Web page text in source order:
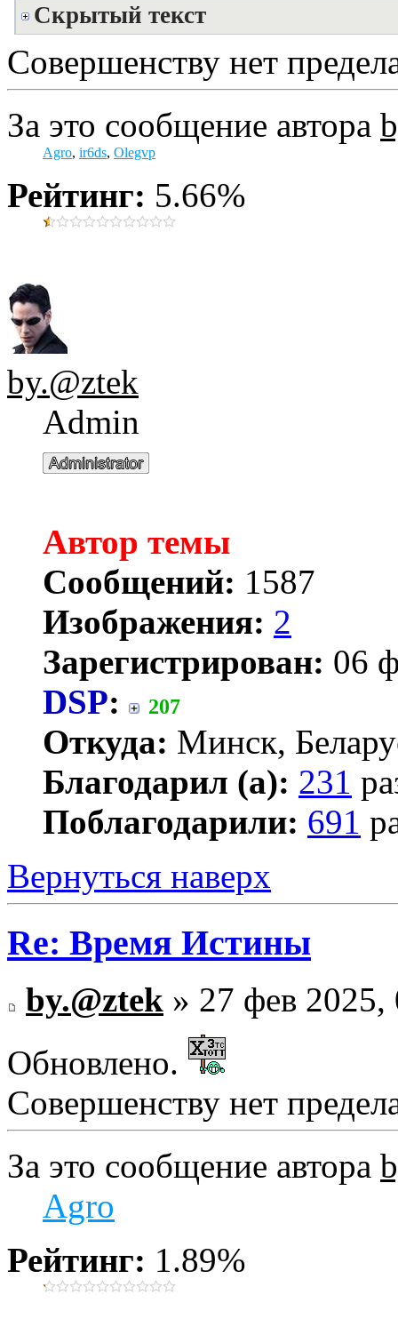
Скрытый текст
Совершенству нет
За это сообщение автора
Agro, ir6ds, Olegvp
Рейтинг: 5.66%
by.@ztek
Admin
Автор темы
Сообщений: 1587
Изображения: 2
Зарегистрирован: 06
DSP: 207
Откуда: Минск,
Благодарил (а): 231
Поблагодарили: 691
Вернуться наверх
Re: Время Истины
by.@ztek » 27 фев 2025,
Обновлено.
Совершенству нет
За это сообщение автора
Agro
Рейтинг: 1.89%